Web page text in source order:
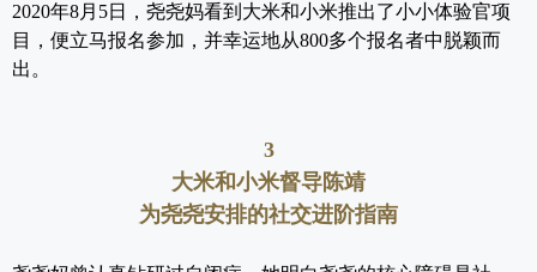
2020年8月5日，尧尧妈看到大米和小米推出了小小体验官项
目，便立马报名参加，并幸运地从800多个报名者中脱颖而
出。
3
大米和小米督导陈靖
为尧尧安排的社交进阶指南